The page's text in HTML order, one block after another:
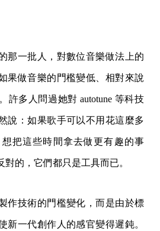
那一批人，對數位音樂做法上的
果做音樂的門檻變低、相對來說
許多人問過她對 autotune 等科技
說：如果歌手可以不用花這麼多
把這些時間拿去做更有趣的事
的，它們都只是工具而已。
作技術的門檻變化，而是由於標
新一代創作人的感官變得遲鈍。